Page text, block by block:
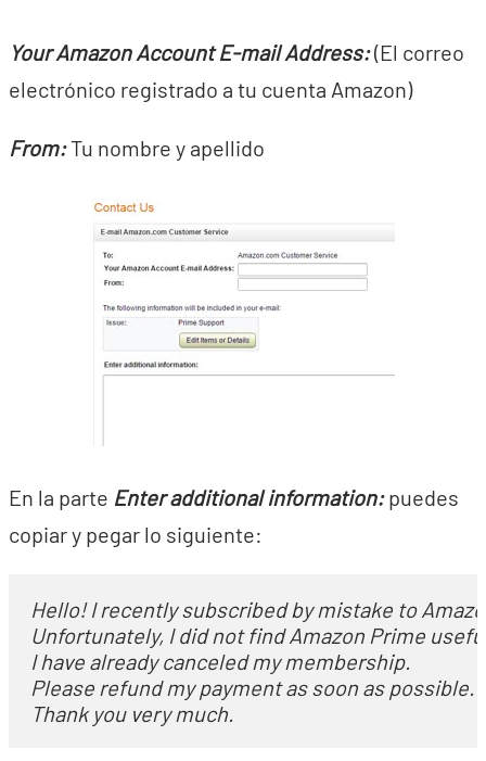
Your Amazon Account E-mail Address:(El correo
electrónico registrado a tu cuenta Amazon)
From:Tu nombre y apellido
En la parte Enter additional information:puedes
copiar y pegar lo siguiente:
Hello! I recently subscribed by mistake to
Unfortunately, I did not find Amazon Prime
I have already canceled my membership.
Thank you very much.